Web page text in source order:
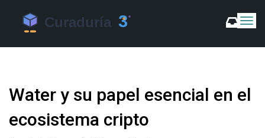
C
m
Water y su papel esencial en el
ecosistema cripto